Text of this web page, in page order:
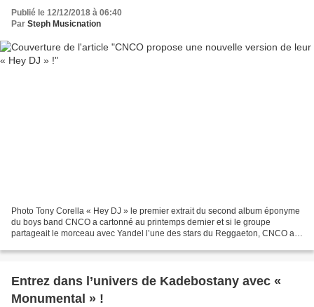
Publié le 12/12/2018 à 06:40
Par Steph Musicnation
Photo Tony Corella « Hey DJ » le premier extrait du second album éponyme
du boys band CNCO a cartonné au printemps dernier et si le groupe
partageait le morceau avec Yandel l’une des stars du Reggaeton, CNCO a
Entrez dans l’univers de Kadebostany avec «
Monumental » !